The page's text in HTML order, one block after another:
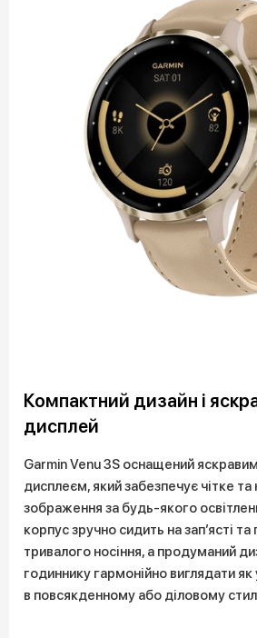
Компактний дизайн і
дисплей
Garmin Venu 3S оснащений
дисплеєм, який забезпечує чітке та
зображення за будь-якого
корпус зручно сидить на зап’ясті
тривалого носіння, а продуманий
годиннику гармонійно виглядати як
в повсякденному або діловому